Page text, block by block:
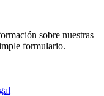
sobre nuestras
formulario.